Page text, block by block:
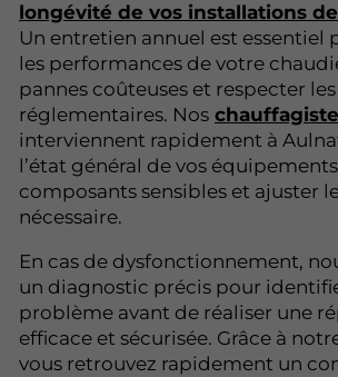
longévité de vos installations
Un entretien annuel est essentiel
les performances de votre
pannes coûteuses et respecter
réglementaires. Nos
interviennent rapidement à
l’état général de vos
composants sensibles et ajuster
nécessaire.
En cas de dysfonctionnement,
un diagnostic précis pour
problème avant de réaliser une
efficace et sécurisée. Grâce à
vous retrouvez rapidement un